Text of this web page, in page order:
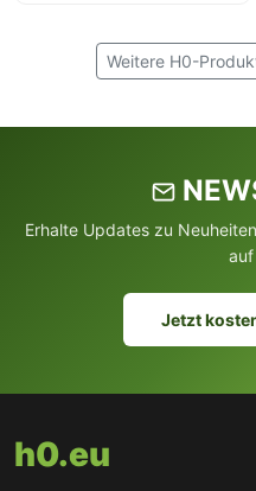
Weitere H0-
Erhalte Updates zu
Jetzt
h0.eu